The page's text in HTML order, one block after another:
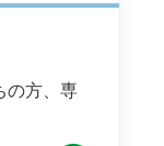
の方、専